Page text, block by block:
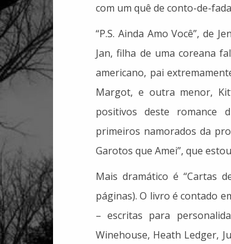
com um quê de conto-de-
“P.S. Ainda Amo Você”, de
Jan, filha de uma coreana
americano, pai
Margot, e outra menor,
positivos deste romance
primeiros namorados da
Garotos que Amei”, que
Mais dramático é “Cartas
páginas). O livro é contado
– escritas para
Winehouse, Heath Ledger,